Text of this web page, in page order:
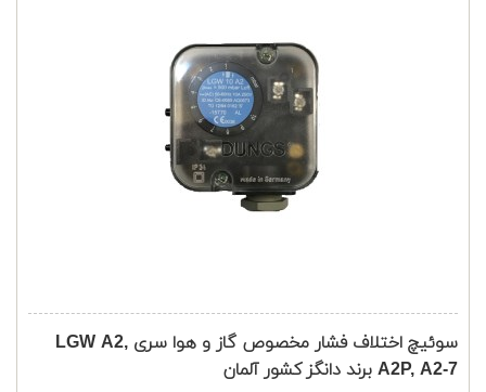
سوئیچ اختلاف فشار مخصوص گاز و هوا سری LGW A2,
A2P, A2-7 برند دانگز کشور آلمان